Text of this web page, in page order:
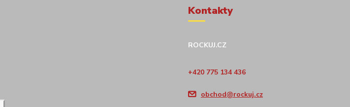
Kontakty
ROCKUJ.CZ
+420 775 134 436
obchod@rockuj.cz